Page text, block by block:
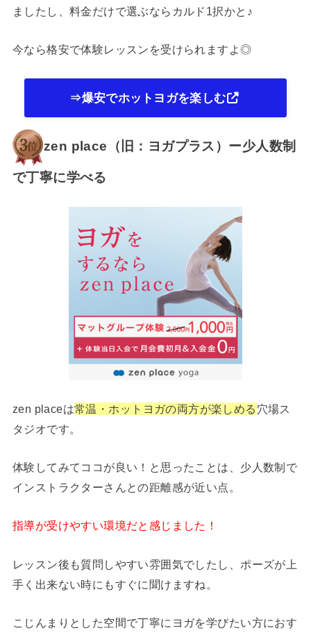
ましたし、料金だけで選ぶならカルド1択かと♪
今なら格安で体験レッスンを受けられますよ◎
⇒爆安でホットヨガを楽しむ
zen place（旧：ヨガプラス）ー少人数制
で丁寧に学べる
zen placeは常温・ホットヨガの両方が楽しめる 穴場ス
タジオです。
体験してみてココが良い！と思ったことは、少人数制で
インストラクターさんとの距離感が近い点。
指導が受けやすい環境だと感じました！
レッスン後も質問しやすい雰囲気でしたし、ポーズが上
手く出来ない時にもすぐに聞けますね。
こじんまりとした空間で丁寧にヨガを学びたい方におす